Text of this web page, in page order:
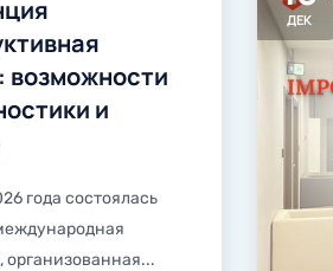
возможности
и
года состоялась
ДЕК